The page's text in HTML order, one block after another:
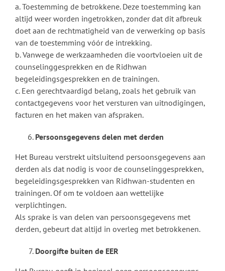
a. Toestemming de betrokkene. Deze toestemming kan
altijd weer worden ingetrokken, zonder dat dit afbreuk
doet aan de rechtmatigheid van de verwerking op basis
van de toestemming vóór de intrekking.
b. Vanwege de werkzaamheden die voortvloeien uit de
counselinggesprekken en de Ridhwan
begeleidingsgesprekken en de trainingen.
c. Een gerechtvaardigd belang, zoals het gebruik van
contactgegevens voor het versturen van uitnodigingen,
facturen en het maken van afspraken.
Persoonsgegevens delen met derden
Het Bureau verstrekt uitsluitend persoonsgegevens aan
derden als dat nodig is voor de counselinggesprekken,
begeleidingsgesprekken van Ridhwan-studenten en
trainingen. Of om te voldoen aan wettelijke
verplichtingen.
Als sprake is van delen van persoonsgegevens met
derden, gebeurt dat altijd in overleg met betrokkenen.
Doorgifte buiten de EER